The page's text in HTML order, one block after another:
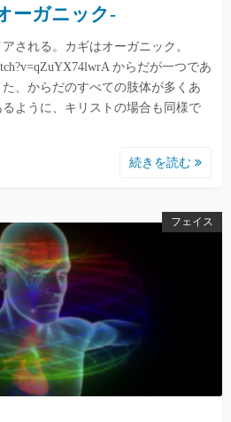
ーガニック-
される。カギはオーガニック。
からだが一つであ
、からだのすべての肢体が多くあ
ように、キリストの場合も同様で
続きを読む
フェイス